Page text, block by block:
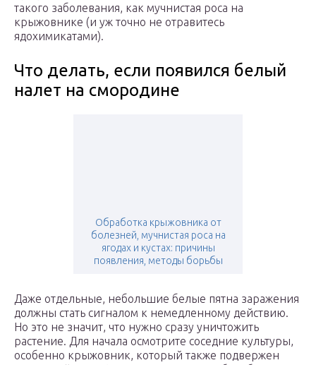
такого заболевания, как мучнистая роса на
крыжовнике (и уж точно не отравитесь
ядохимикатами).
Что делать, если появился белый
налет на смородине
Обработка крыжовника от
болезней, мучнистая роса на
ягодах и кустах: причины
появления, методы борьбы
Даже отдельные, небольшие белые пятна заражения
должны стать сигналом к немедленному действию.
Но это не значит, что нужно сразу уничтожить
растение. Для начала осмотрите соседние культуры,
особенно крыжовник, который также подвержен